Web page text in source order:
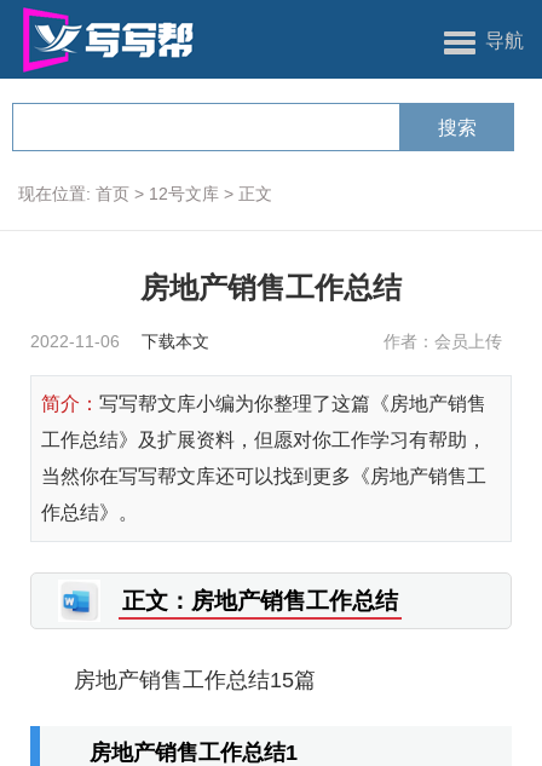
导航
现在位置: 首页 > 12号文库 > 正文
房地产销售工作总结
2022-11-06 下载本文 作者：会员上传
简介： 写写帮文库小编为你整理了这篇《房地产销售
工作总结》及扩展资料，但愿对你工作学习有帮助，
当然你在写写帮文库还可以找到更多《房地产销售工
作总结》。
正文：房地产销售工作总结
房地产销售工作总结15篇
房地产销售工作总结1